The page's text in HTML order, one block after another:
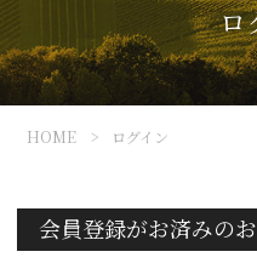
ロ
HOME ログイン
会員登録がお済みの